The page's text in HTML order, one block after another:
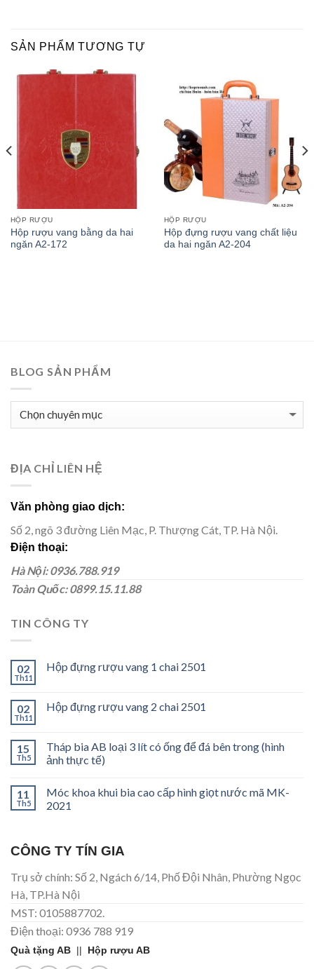
SẢN PHẨM TƯƠNG TỰ
HỘP RƯỢU
Hộp rượu vang bằng da hai
ngăn A2-172
HỘP RƯỢU
Hộp đựng rượu vang chất liệu
da hai ngăn A2-204
BLOG SẢN PHẨM
BLOG
SẢN
ĐỊA CHỈ LIÊN HỆ
Văn phòng giao dịch:
Số 2, ngõ 3 đường Liên Mạc, P. Thượng Cát, TP. Hà Nội.
Điện thoại:
Hà Nội: 0936.788.919
Toàn Quốc: 0899.15.11.88
TIN CÔNG TY
02
Th11
Hộp đựng rượu vang 1 chai 2501
02
Th11
Hộp đựng rượu vang 2 chai 2501
15
Th5
Tháp bia AB loại 3 lít có ống để đá bên trong (hình
ảnh thực tế)
11
Th5
Móc khoa khui bia cao cấp hình giọt nước mã MK-
2021
CÔNG TY TÍN GIA
Trụ sở chính: Số 2, Ngách 6/14, Phố Đội Nhân, Phường Ngọc
Hà, TP.Hà Nội
MST: 0105887702.
Điện thoại: 0936 788 919
Quà tặng AB || Hộp rượu AB